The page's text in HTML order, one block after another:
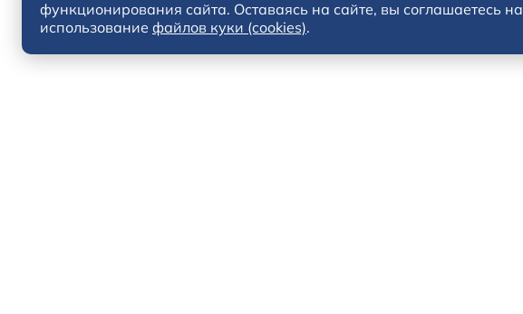
функционирования сайта. Оставаясь на сайте, вы соглашаетесь на
использование файлов куки (cookies).